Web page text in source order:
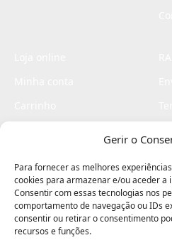
Gerir o
Para fornecer as melhores
cookies para armazenar e/ou aceder a
Consentir com essas tecnologias nos
comportamento de navegação ou IDs
consentir ou retirar o consentimento
recursos e funções.